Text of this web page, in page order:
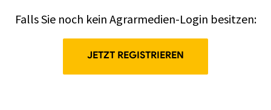
Falls Sie noch kein Agrarmedien-Login besitzen:
JETZT REGISTRIEREN